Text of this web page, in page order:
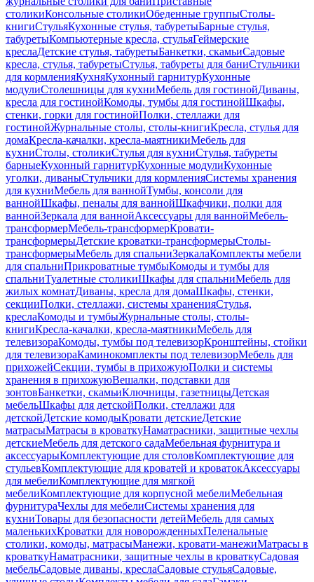
столикиКонсольные столикиОбеденные группыСтолы-
книгиСтульяКухонные стулья, табуретыБарные стулья,
табуретыКомпьютерные кресла, стульяГеймерские
креслаДетские стулья, табуретыБанкетки, скамьиСадовые
кресла, стулья, табуретыСтулья, табуреты для баниСтульчики
для кормленияКухняКухонный гарнитурКухонные
модулиСтолешницы для кухниМебель для гостинойДиваны,
кресла для гостинойКомоды, тумбы для гостинойШкафы,
стенки, горки для гостинойПолки, стеллажи для
гостинойЖурнальные столы, столы-книгиКресла, стулья для
домаКресла-качалки, кресла-маятникиМебель для
кухниСтолы, столикиСтулья для кухниСтулья, табуреты
барныеКухонный гарнитурКухонные модулиКухонные
уголки, диваныСтульчики для кормленияСистемы хранения
для кухниМебель для ваннойТумбы, консоли для
ваннойШкафы, пеналы для ваннойШкафчики, полки для
ваннойЗеркала для ваннойАксессуары для ваннойМебель-
трансформерМебель-трансформерКровати-
трансформерыДетские кроватки-трансформерыСтолы-
трансформерыМебель для спальниЗеркалаКомплекты мебели
для спальниПрикроватные тумбыКомоды и тумбы для
спальниТуалетные столикиШкафы для спальниМебель для
жилых комнатДиваны, кресла для домаШкафы, стенки,
секцииПолки, стеллажи, системы храненияСтулья,
креслаКомоды и тумбыЖурнальные столы, столы-
книгиКресла-качалки, кресла-маятникиМебель для
телевизораКомоды, тумбы под телевизорКронштейны, стойки
для телевизораКаминокомплекты под телевизорМебель для
прихожейСекции, тумбы в прихожуюПолки и системы
хранения в прихожуюВешалки, подставки для
зонтовБанкетки, скамьиКлючницы, газетницыДетская
мебельШкафы для детскойПолки, стеллажи для
детскойДетские комодыКровати детскиеДетские
матрасыМатрасы в кроваткуНаматрасники, защитные чехлы
детскиеМебель для детского садаМебельная фурнитура и
аксессуарыКомплектующие для столовКомплектующие для
стульевКомплектующие для кроватей и кроватокАксессуары
для мебелиКомплектующие для мягкой
мебелиКомплектующие для корпусной мебелиМебельная
фурнитураЧехлы для мебелиСистемы хранения для
кухниТовары для безопасности детейМебель для самых
маленькихКроватки для новорожденныхПеленальные
столики, комоды, матрасыМанежи, кровати-манежиМатрасы в
кроваткуНаматрасники, защитные чехлы в кроваткуСадовая
мебельСадовые диваны, креслаСадовые стульяСадовые,